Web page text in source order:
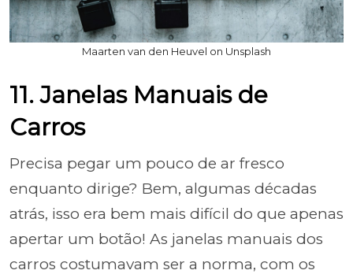
Maarten van den Heuvel on Unsplash
11. Janelas Manuais de
Carros
Precisa pegar um pouco de ar fresco
enquanto dirige? Bem, algumas décadas
atrás, isso era bem mais difícil do que apenas
apertar um botão! As janelas manuais dos
carros costumavam ser a norma, com os